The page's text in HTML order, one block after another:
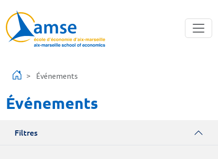
Événements
Événements
Filtres